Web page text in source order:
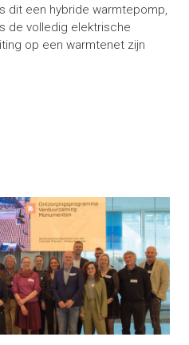
dit een hybride warmtepomp,
de volledig elektrische
op een warmtenet zijn